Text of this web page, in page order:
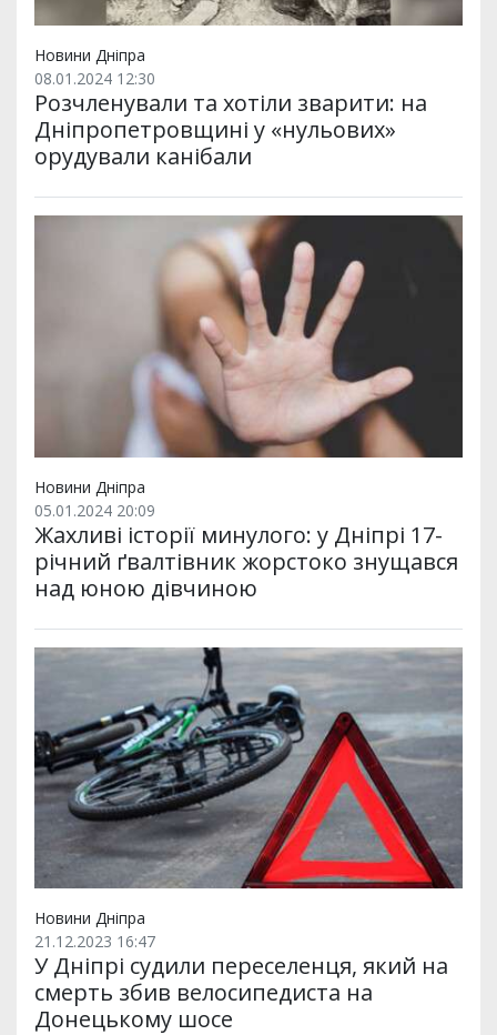
Новини Дніпра
08.01.2024 12:30
Розчленували та хотіли зварити: на
Дніпропетровщині у «нульових»
орудували канібали
Новини Дніпра
05.01.2024 20:09
Жахливі історії минулого: у Дніпрі 17-
річний ґвалтівник жорстоко знущався
над юною дівчиною
Новини Дніпра
21.12.2023 16:47
У Дніпрі судили переселенця, який на
смерть збив велосипедиста на
Донецькому шосе